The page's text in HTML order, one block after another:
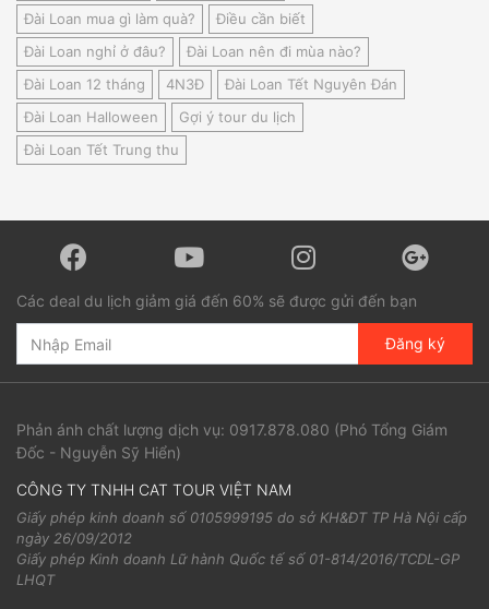
Đài Loan mua gì làm quà?
Điều cần biết
Đài Loan nghỉ ở đâu?
Đài Loan nên đi mùa nào?
Đài Loan 12 tháng
4N3Đ
Đài Loan Tết Nguyên Đán
Đài Loan Halloween
Gợi ý tour du lịch
Đài Loan Tết Trung thu
Các deal du lịch giảm giá đến 60% sẽ được gửi đến bạn
Đăng ký
Phản ánh chất lượng dịch vụ: 0917.878.080 (Phó Tổng Giám
Đốc - Nguyễn Sỹ Hiển)
CÔNG TY TNHH CAT TOUR VIỆT NAM
Giấy phép kinh doanh số 0105999195 do sở KH&ĐT TP Hà Nội cấp
ngày 26/09/2012
Giấy phép Kinh doanh Lữ hành Quốc tế số 01-814/2016/TCDL-GP
LHQT